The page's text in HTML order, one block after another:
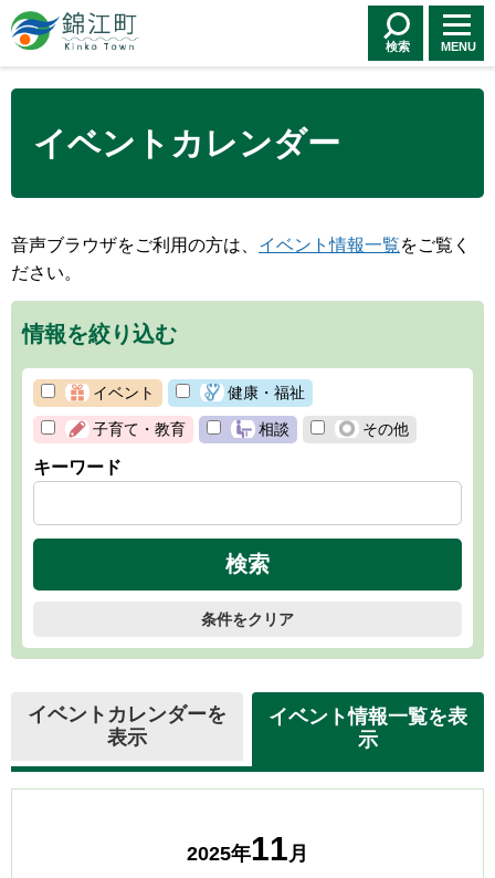
錦江町 Kinko
Town
検索 MENU
イベントカレンダー
音声ブラウザをご利用の方は、 イベント情報一覧をご覧く
ださい。
情報を絞り込む
イベント 健康・福祉
子育て・教育 相談 その他
キーワード
条件をクリア
イベントカレンダーを
表示
イベント情報一覧を表
示
2025年11月